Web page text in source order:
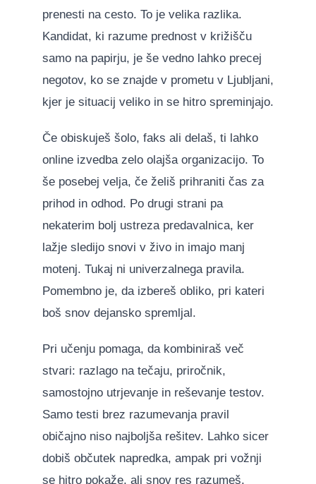
prenesti na cesto. To je velika razlika.
Kandidat, ki razume prednost v križišču
samo na papirju, je še vedno lahko precej
negotov, ko se znajde v prometu v Ljubljani,
kjer je situacij veliko in se hitro spreminjajo.
Če obiskuješ šolo, faks ali delaš, ti lahko
online izvedba zelo olajša organizacijo. To
še posebej velja, če želiš prihraniti čas za
prihod in odhod. Po drugi strani pa
nekaterim bolj ustreza predavalnica, ker
lažje sledijo snovi v živo in imajo manj
motenj. Tukaj ni univerzalnega pravila.
Pomembno je, da izbereš obliko, pri kateri
boš snov dejansko spremljal.
Pri učenju pomaga, da kombiniraš več
stvari: razlago na tečaju, priročnik,
samostojno utrjevanje in reševanje testov.
Samo testi brez razumevanja pravil
običajno niso najboljša rešitev. Lahko sicer
dobiš občutek napredka, ampak pri vožnji
se hitro pokaže, ali snov res razumeš.